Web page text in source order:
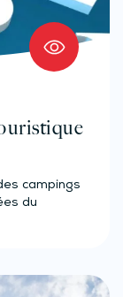
campings
du